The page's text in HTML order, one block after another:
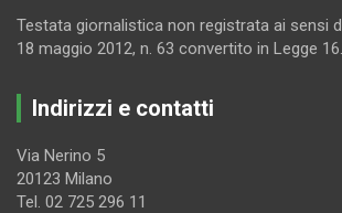
Testata giornalistica non registrata ai sensi
18 maggio 2012, n. 63 convertito in Legge
Indirizzi e contatti
Via Nerino 5
20123 Milano
Tel. 02 725 296 11